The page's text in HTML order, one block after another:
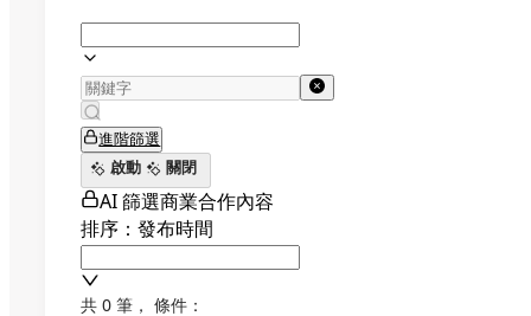
進階篩選
啟動
關閉
AI 篩選商業合作內容
排序：發布時間
共 0 筆 ， 條件：